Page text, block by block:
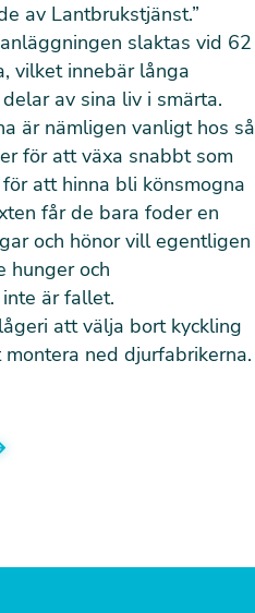
av Lantbrukstjänst.”
slaktas vid 62
vilket innebär långa
av sina liv i smärta.
är nämligen vanligt hos så
för att växa snabbt som
att hinna bli könsmogna
får de bara foder en
och hönor vill egentligen
hunger och
är fallet.
att välja bort kyckling
ned djurfabrikerna.